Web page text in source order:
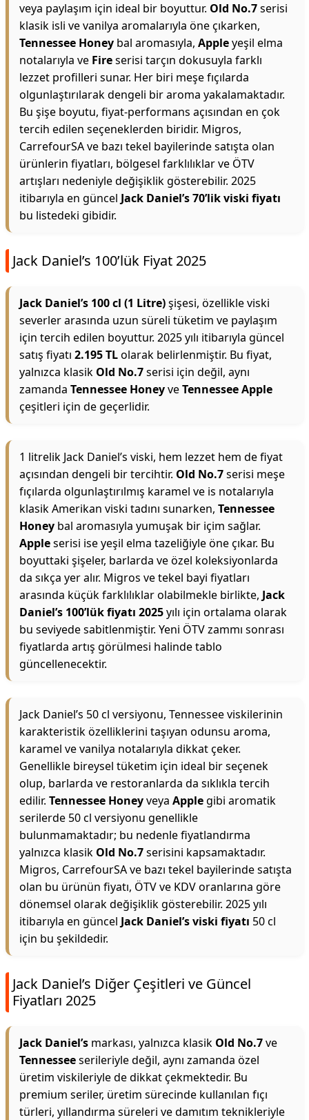
veya paylaşım için ideal bir boyuttur. Old No.7serisi
klasik isli ve vanilya aromalarıyla öne çıkarken,
Tennessee Honey bal aromasıyla, Appleyeşil elma
notalarıyla ve Fireserisi tarçın dokusuyla farklı
lezzet profilleri sunar. Her biri meşe fıçılarda
olgunlaştırılarak dengeli bir aroma yakalamaktadır.
Bu şişe boyutu, fiyat-performans açısından en çok
tercih edilen seçeneklerden biridir. Migros,
CarrefourSA ve bazı tekel bayilerinde satışta olan
ürünlerin fiyatları, bölgesel farklılıklar ve ÖTV
artışları nedeniyle değişiklik gösterebilir. 2025
itibarıyla en güncel Jack Daniel’s 70’lik viski fiyatı
bu listedeki gibidir.
Jack Daniel’s 100’lük Fiyat 2025
Jack Daniel’s 100 cl (1 Litre)şişesi, özellikle viski
severler arasında uzun süreli tüketim ve paylaşım
için tercih edilen boyuttur. 2025 yılı itibarıyla güncel
satış fiyatı 2.195 TLolarak belirlenmiştir. Bu fiyat,
yalnızca klasik Old No.7serisi için değil, aynı
zamanda Tennessee HoneyveTennessee Apple
çeşitleri için de geçerlidir.
1 litrelik Jack Daniel’s viski, hem lezzet hem de fiyat
açısından dengeli bir tercihtir. Old No.7serisi meşe
fıçılarda olgunlaştırılmış karamel ve is notalarıyla
klasik Amerikan viski tadını sunarken, Tennessee
Honey bal aromasıyla yumuşak bir içim sağlar.
Appleserisi ise yeşil elma tazeliğiyle öne çıkar. Bu
boyuttaki şişeler, barlarda ve özel koleksiyonlarda
da sıkça yer alır. Migros ve tekel bayi fiyatları
arasında küçük farklılıklar olabilmekle birlikte, Jack
Daniel’s 100’lük fiyatı 2025yılı için ortalama olarak
bu seviyede sabitlenmiştir. Yeni ÖTV zammı sonrası
fiyatlarda artış görülmesi halinde tablo
güncellenecektir.
Jack Daniel’s 50 cl versiyonu, Tennessee viskilerinin
karakteristik özelliklerini taşıyan odunsu aroma,
karamel ve vanilya notalarıyla dikkat çeker.
Genellikle bireysel tüketim için ideal bir seçenek
olup, barlarda ve restoranlarda da sıklıkla tercih
edilir. Tennessee Honeyveya Applegibi aromatik
serilerde 50 cl versiyonu genellikle
bulunmamaktadır; bu nedenle fiyatlandırma
yalnızca klasik Old No.7serisini kapsamaktadır.
Migros, CarrefourSA ve bazı tekel bayilerinde satışta
olan bu ürünün fiyatı, ÖTV ve KDV oranlarına göre
dönemsel olarak değişiklik gösterebilir. 2025 yılı
itibarıyla en güncel Jack Daniel’s viski fiyatı 50 cl
için bu şekildedir.
Jack Daniel’s Diğer Çeşitleri ve Güncel
Fiyatları 2025
Jack Daniel’s markası, yalnızca klasik Old No.7ve
Tennesseeserileriyle değil, aynı zamanda özel
üretim viskileriyle de dikkat çekmektedir. Bu
premium seriler, üretim sürecinde kullanılan fıçı
türleri, yıllandırma süreleri ve damıtım teknikleriyle